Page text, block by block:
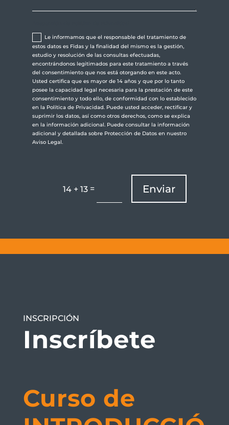
Le informamos que el responsable del tratamiento de
estos datos es Fidas y la finalidad del mismo es la gestión,
estudio y resolución de las consultas efectuadas,
encontrándonos legitimados para este tratamiento a través
del consentimiento que nos está otorgando en este acto.
Usted certifica que es mayor de 14 años y que por lo tanto
posee la capacidad legal necesaria para la prestación de este
consentimiento y todo ello, de conformidad con lo establecido
en la Política de Privacidad. Puede usted acceder, rectificar y
suprimir los datos, así como otros derechos, como se explica
en la información adicional. Puede consultar la información
adicional y detallada sobre Protección de Datos en nuestro
Aviso Legal.
14 + 13 = Enviar
INSCRIPCIÓN
Inscríbete
Curso de